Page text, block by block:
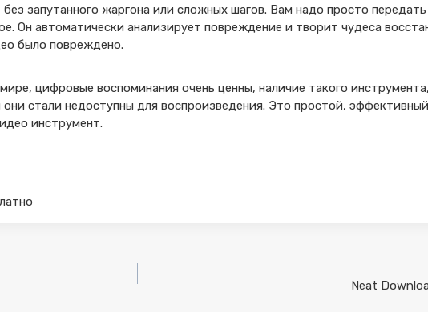
запутанного жаргона или сложных шагов. Вам надо просто
Он автоматически анализирует повреждение и творит чудеса
было повреждено.
цифровые воспоминания очень ценны, наличие такого
стали недоступны для воспроизведения. Это простой,
инструмент.
Neat